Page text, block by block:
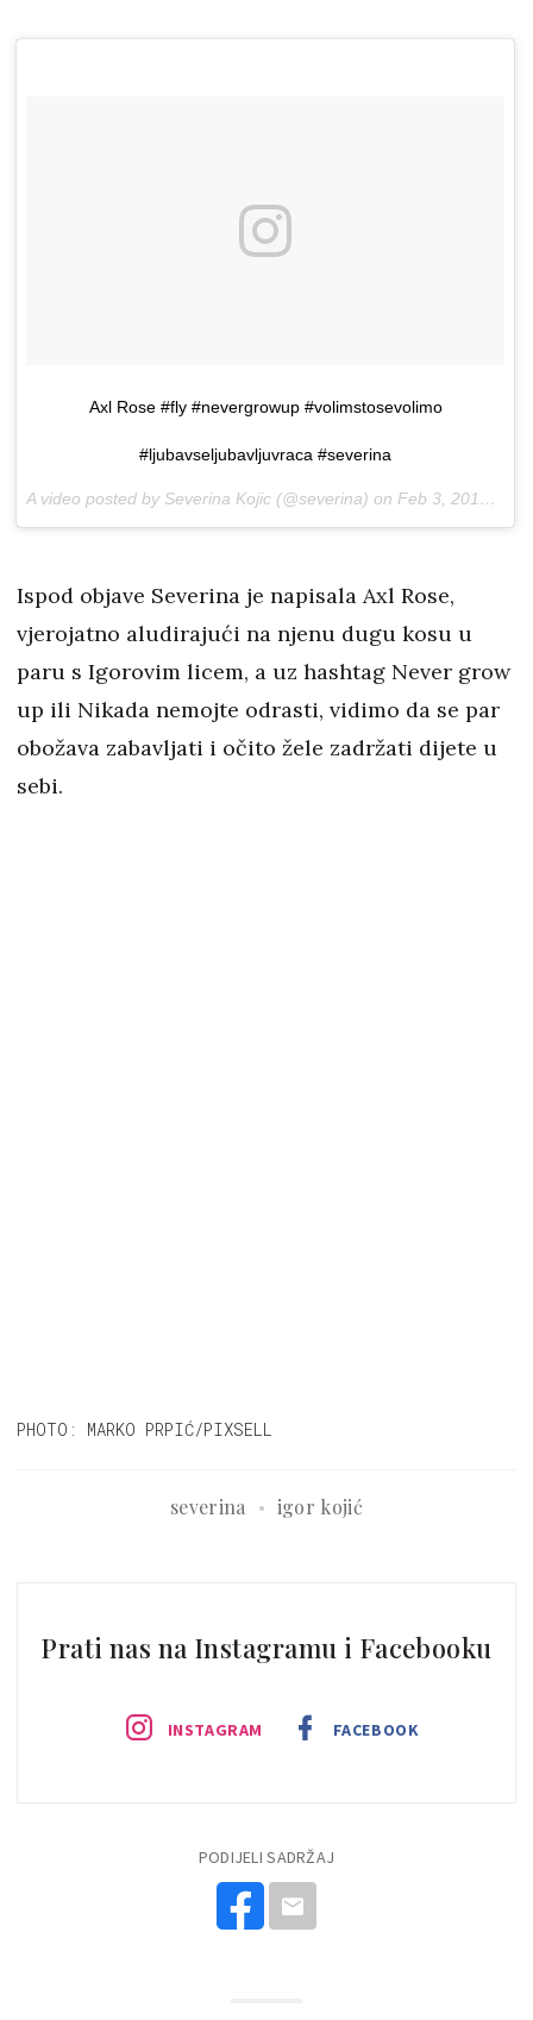
Axl Rose #fly #nevergrowup #volimstosevolimo
#ljubavseljubavljuvraca #severina
A video posted by Severina Kojic (@severina) on Feb 3, 2017 at 9:26am PST
Ispod objave Severina je napisala Axl Rose,
vjerojatno aludirajući na njenu dugu kosu u
paru s Igorovim licem, a uz hashtag Never grow
up ili Nikada nemojte odrasti, vidimo da se par
obožava zabavljati i očito žele zadržati dijete u
sebi.
PHOTO: MARKO PRPIĆ/PIXSELL
severina igor kojić
Prati nas na Instagramu i Facebooku
INSTAGRAM FACEBOOK
PODIJELI SADRŽAJ